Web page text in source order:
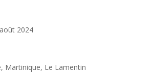
2024
Martinique, Le Lamentin